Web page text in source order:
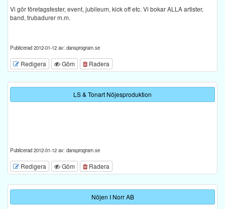
Vi gör företagsfester, event, jubileum, kick off etc. Vi bokar ALLA artister,
band, trubadurer m.m.
Publicerad 2012-01-12 av: dansprogram.se
Redigera Göm Radera
LS & Tonart Nöjesproduktion
Publicerad 2012-01-12 av: dansprogram.se
Redigera Göm Radera
Nöjen I Norr AB